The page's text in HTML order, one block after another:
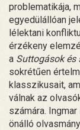
problematikája,
egyedülállóan
lélektani
érzékeny
a Suttogások és
sokrétűen
klasszikusait,
válnak az
számára.
önálló